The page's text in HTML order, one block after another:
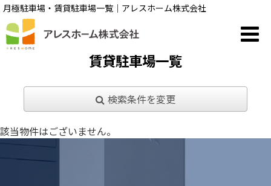
月極駐車場・賃貸駐車場一覧｜アレスホーム株式会社
賃貸駐車場一覧
検索条件を変更
該当物件はございません。